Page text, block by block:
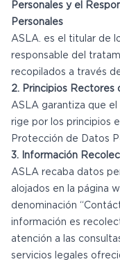
Personales y el
Personales
ASLA. es el titular de
responsable del
recopilados a través
2. Principios Rectores
ASLA garantiza que
rige por los principios
Protección de Datos
3. Información
ASLA recaba datos
alojados en la página
denominación
información es
atención a las
servicios legales